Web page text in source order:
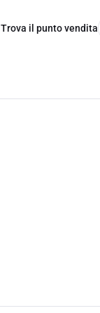
Trova il punto vendita